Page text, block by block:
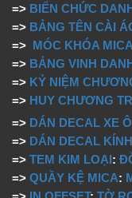
=> BIỂN CHỨC
=> BẢNG TÊN CÀI
=> MÓC KHÓA MICA
=> BẢNG VINH
=> KỶ NIỆM
=> HUY CHƯƠNG
=> DÁN DECAL XE
=> DÁN DECAL
=> TEM KIM LOẠI:
=> QUẦY KỆ MICA: